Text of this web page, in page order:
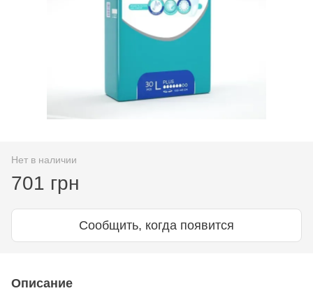
Нет в наличии
701 грн
Сообщить, когда появится
Описание